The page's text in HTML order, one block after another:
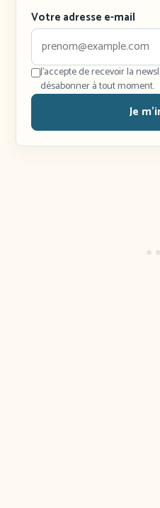
Votre adresse e-mail
J'accepte de recevoir la
désabonner à tout moment.